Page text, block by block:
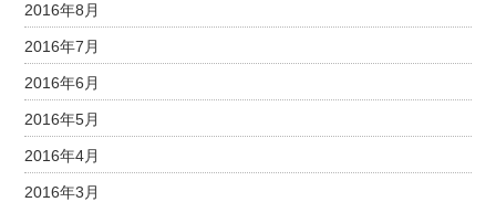
2016年8月
2016年7月
2016年6月
2016年5月
2016年4月
2016年3月